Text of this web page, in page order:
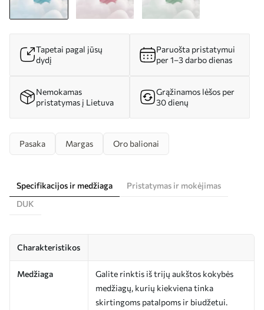
Tapetai pagal jūsų
dydį
Paruošta pristatymui
per 1–3 darbo dienas
Nemokamas
pristatymas į Lietuva
Grąžinamos lėšos per
30 dienų
Pasaka Margas Oro balionai
Specifikacijos ir medžiaga
Pristatymas ir mokėjimas
DUK
Charakteristikos
Medžiaga
Galite rinktis iš trijų aukštos kokybės
medžiagų, kurių kiekviena tinka
skirtingoms patalpoms ir biudžetui.